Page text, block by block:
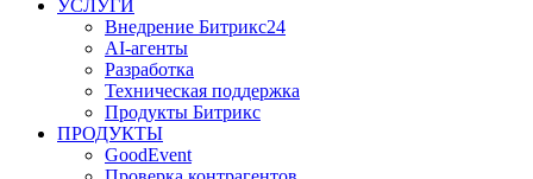
УСЛУГИ
Внедрение Битрикс24
AI-агенты
Разработка
Техническая поддержка
Продукты Битрикс
ПРОДУКТЫ
GoodEvent